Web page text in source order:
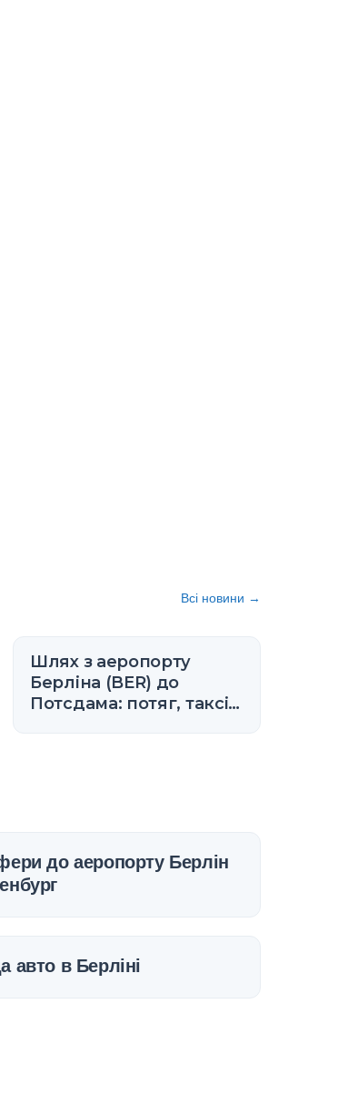
Всі новини →
Шлях з аеропорту
Берліна (BER) до
Потсдама: потяг, таксі
до аеропорту Берлін
авто в Берліні